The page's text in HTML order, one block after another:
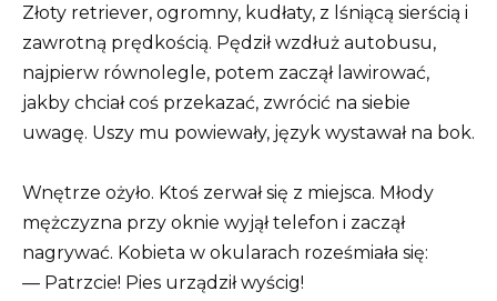
Złoty retriever, ogromny, kudłaty, z lśniącą sierścią i
zawrotną prędkością. Pędził wzdłuż autobusu,
najpierw równolegle, potem zaczął lawirować,
jakby chciał coś przekazać, zwrócić na siebie
uwagę. Uszy mu powiewały, język wystawał na bok.
Wnętrze ożyło. Ktoś zerwał się z miejsca. Młody
mężczyzna przy oknie wyjął telefon i zaczął
nagrywać. Kobieta w okularach roześmiała się:
— Patrzcie! Pies urządził wyścig!